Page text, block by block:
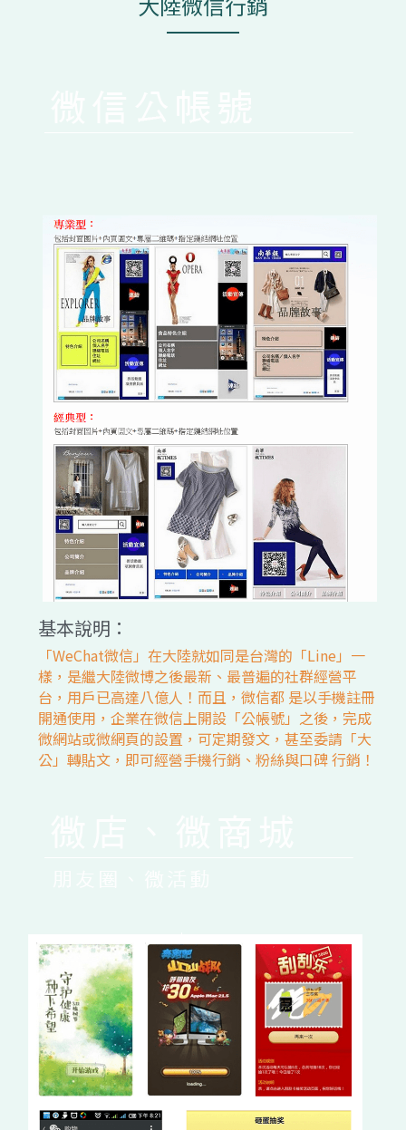
基本說明：
「WeChat微信」在大陸就如同是台灣的「Line」一
樣，是繼大陸微博之後最新、最普遍的社群經營平
台，用戶已高達八億人！而且，微信都 是以手機註冊
開通使用，企業在微信上開設「公帳號」之後，完成
微網站或微網頁的設置，可定期發文，甚至委請「大
公」轉貼文，即可經營手機行銷、粉絲與口碑 行銷！